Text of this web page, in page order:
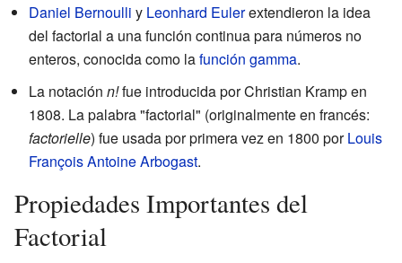
Daniel Bernoulli y Leonhard Eulerextendieron la idea
del factorial a una función continua para números no
enteros, conocida como lafunción gamma.
La notación n!fue introducida por Christian Kramp en
1808. La palabra "factorial" (originalmente en francés:
factorielle) fue usada por primera vez en 1800 porLouis
François Antoine Arbogast.
Propiedades Importantes del
Factorial